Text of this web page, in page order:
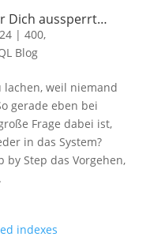
Dich aussperrt…
| 400,
Blog
weil niemand
gerade eben bei
Frage dabei ist,
in das System?
by Step das Vorgehen,